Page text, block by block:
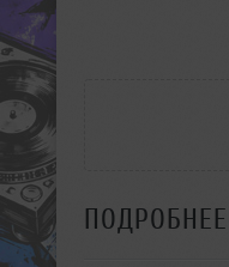
ПОДРОБНЕЕ